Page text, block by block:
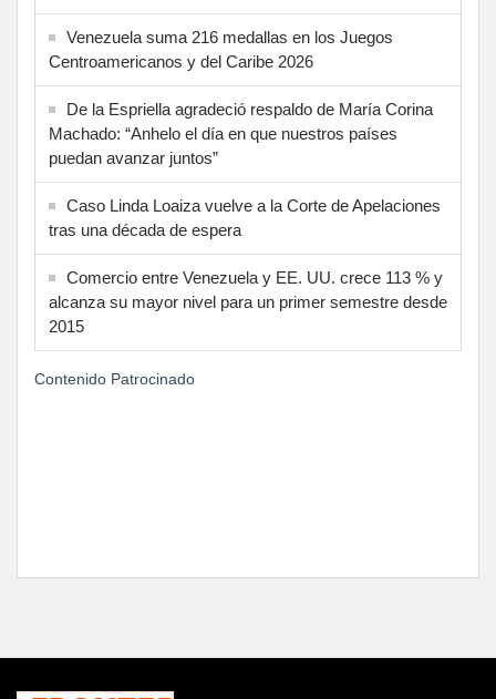
Venezuela suma 216 medallas en los Juegos
Centroamericanos y del Caribe 2026
De la Espriella agradeció respaldo de María Corina
Machado: “Anhelo el día en que nuestros países
puedan avanzar juntos”
Caso Linda Loaiza vuelve a la Corte de Apelaciones
tras una década de espera
Comercio entre Venezuela y EE. UU. crece 113 % y
alcanza su mayor nivel para un primer semestre desde
2015
Contenido Patrocinado